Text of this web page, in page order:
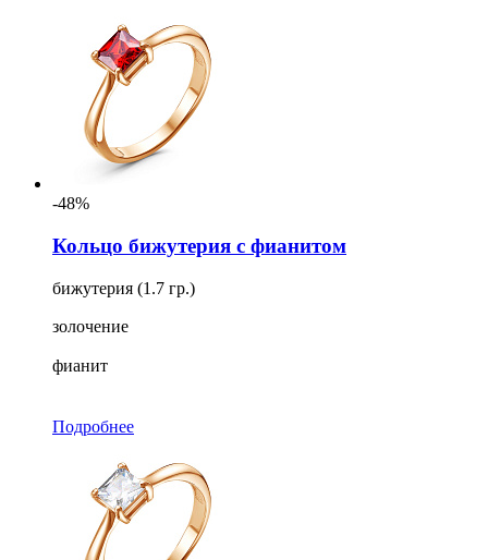
-48%
Кольцо бижутерия с фианитом
бижутерия (1.7 гр.)
золочение
фианит
Подробнее